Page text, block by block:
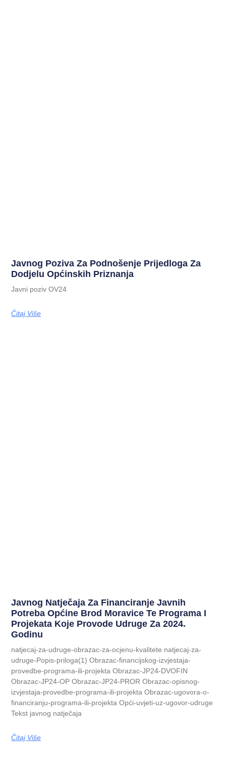
Javnog Poziva Za Podnošenje Prijedloga Za
Dodjelu Općinskih Priznanja
Javni poziv OV24
Čitaj Više
Javnog Natječaja Za Financiranje Javnih
Potreba Općine Brod Moravice Te Programa I
Projekata Koje Provode Udruge Za 2024.
Godinu
natjecaj-za-udruge-obrazac-za-ocjenu-kvalitete natjecaj-za-
udruge-Popis-priloga(1) Obrazac-financijskog-izvjestaja-
provedbe-programa-ili-projekta Obrazac-JP24-DVOFIN
Obrazac-JP24-OP Obrazac-JP24-PROR Obrazac-opisnog-
izvjestaja-provedbe-programa-ili-projekta Obrazac-ugovora-o-
financiranju-programa-ili-projekta Opći-uvjeti-uz-ugovor-udruge
Tekst javnog natječaja
Čitaj Više